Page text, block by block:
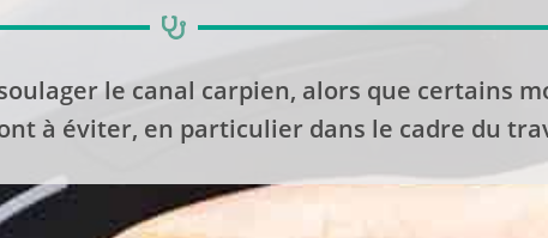
le canal carpien, alors que certains
à éviter, en particulier dans le cadre du